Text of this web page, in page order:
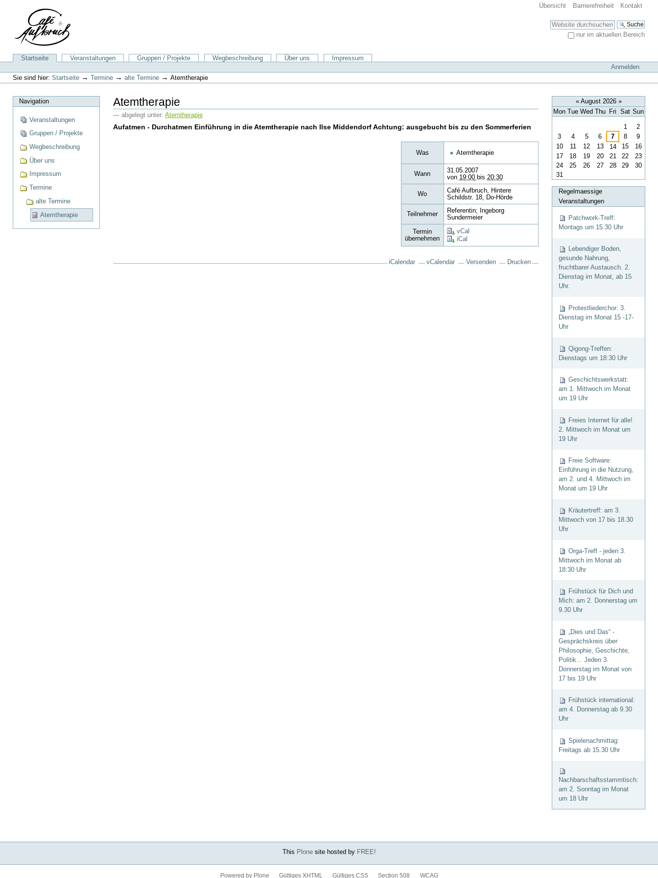
Navigation
Übersicht Barrierefreiheit Kontakt
Website durchsuchen
nur im aktuellen Bereich
SektionenStartseite Veranstaltungen Gruppen / Projekte Wegbeschreibung Über uns
Impressum
Benutzerspezifische
Werkzeuge
Anmelden
Sie sind hier: Startseite → Termine → alte Termine → Atemtherapie
Navigation
Veranstaltungen
Gruppen / Projekte
Wegbeschreibung
Über uns
Impressum
Termine
alte Termine
Atemtherapie
Atemtherapie
— abgelegt unter: Atemtherapie
Aufatmen - Durchatmen Einführung in die Atemtherapie nach Ilse Middendorf Achtung: ausgebucht bis zu den Sommerferien
Was Atemtherapie
Wann
31.05.2007
von 19:00 bis 20:30
Wo
Café Aufbruch, Hintere
Schildstr. 18, Do-Hörde
Teilnehmer
Referentin; Ingeborg
Sundermeier
Termin
übernehmen
vCal
iCal
iCalendar vCalendar Versenden Drucken
«August 2026 »
Mon Tue Wed Thu Fri Sat Sun
1
2
3
4 5 6 7 8
9
10
11 12 13 14 15
16
17
18 19 20 21 22
23
24
25 26 27 28 29
30
31
Regelmaessige
Veranstaltungen
Patchwork-Treff:
Montags um 15.30 Uhr
Lebendiger Boden,
gesunde Nahrung,
fruchtbarer Austausch. 2.
Dienstag im Monat, ab 15
Uhr.
Protestliederchor: 3.
Dienstag im Monat 15 -17-
Uhr
Qigong-Treffen:
Dienstags um 18:30 Uhr
Geschichtswerkstatt:
am 1. Mittwoch im Monat
um 19 Uhr
Freies Internet für alle!
2. Mittwoch im Monat um
19 Uhr
Freie Software:
Einführung in die Nutzung,
am 2. und 4. Mittwoch im
Monat um 19 Uhr
Kräutertreff: am 3.
Mittwoch von 17 bis 18.30
Uhr
Orga-Treff - jeden 3.
Mittwoch im Monat ab
18:30 Uhr
Frühstück für Dich und
Mich: am 2. Donnerstag um
9.30 Uhr
„Dies und Das“ -
Gesprächskreis über
Philosophie, Geschichte,
Politik... Jeden 3.
Donnerstag im Monat von
17 bis 19 Uhr
Frühstück international:
am 4. Donnerstag ab 9.30
Uhr
Spielenachmittag:
Freitags ab 15.30 Uhr
Nachbarschaftsstammtisch:
am 2. Sonntag im Monat
um 18 Uhr
This Plonesite hosted by FREE!
Powered by Plone Gültiges XHTML Gültiges CSS Section 508 WCAG